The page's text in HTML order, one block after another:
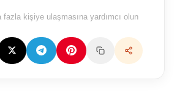
kişiye ulaşmasına yardımcı olun